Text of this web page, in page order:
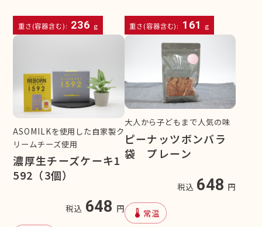
重さ(容器含む): 236 g 重さ(容器含む): 161 g
ASOMILKを使用した自家製ク
リームチーズ使用
濃厚生チーズケーキ1
592（3個）
税込 648 円
大人から子どもまで人気の味
ピーナッツボンバラ
袋 プレーン
税込 648 円
device_thermostat 常温